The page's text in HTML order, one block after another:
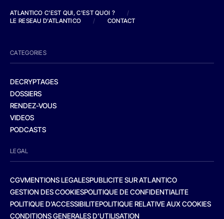
ATLANTICO C'EST QUI, C'EST QUOI ?
/
LE RESEAU D'ATLANTICO
/ CONTACT
CATEGORIES
DECRYPTAGES
DOSSIERS
RENDEZ-VOUS
VIDEOS
PODCASTS
LEGAL
CGVMENTIONS LEGALESPUBLICITE SUR ATLANTICO
GESTION DES COOKIESPOLITIQUE DE CONFIDENTIALITE
POLITIQUE D’ACCESSIBILITEPOLITIQUE RELATIVE AUX COOKIES
CONDITIONS GENERALES D’UTILISATION